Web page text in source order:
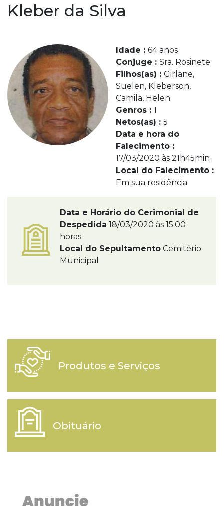
Kleber da Silva
Idade : 64 anos
Conjuge : Sra. Rosinete
Filhos(as) : Girlane,
Suelen, Kleberson,
Camila, Helen
Genros : 1
Netos(as) : 5
Data e hora do
Falecimento :
17/03/2020 às 21h45min
Local do Falecimento :
Em sua residência
Data e Horário do Cerimonial de
Despedida 18/03/2020 às 15:00
horas
Local do Sepultamento Cemitério
Municipal
Produtos e Serviços
Obituário